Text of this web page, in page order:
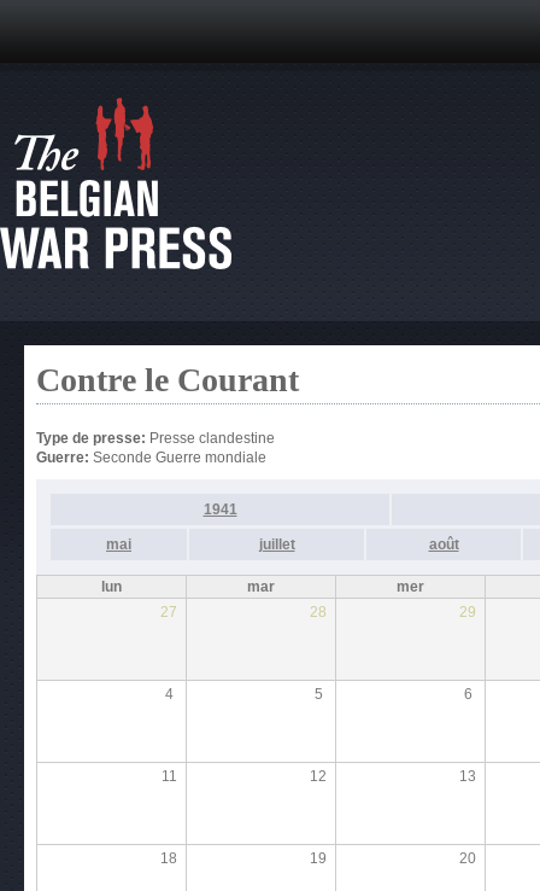
Contre le Courant
Type de presse: Presse clandestine
Guerre: Seconde Guerre mondiale
1941
mai juillet août
lun mar
mer
27
28 29
4 5 6
11 12 13
18 19 20